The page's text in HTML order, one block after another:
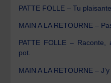
PATTE FOLLE – Tu
MAIN A LA RETOURNE –
PATTE FOLLE –
pot.
MAIN A LA RETOURNE –